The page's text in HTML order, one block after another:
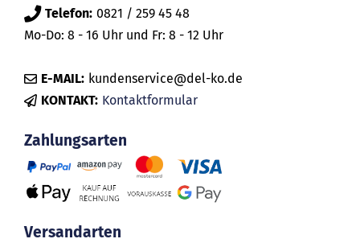
Telefon: 0821 / 259 45 48
Mo-Do: 8 - 16 Uhr und Fr: 8 - 12 Uhr
E-MAIL: kundenservice@del-ko.de
KONTAKT: Kontaktformular
Zahlungsarten
Versandarten